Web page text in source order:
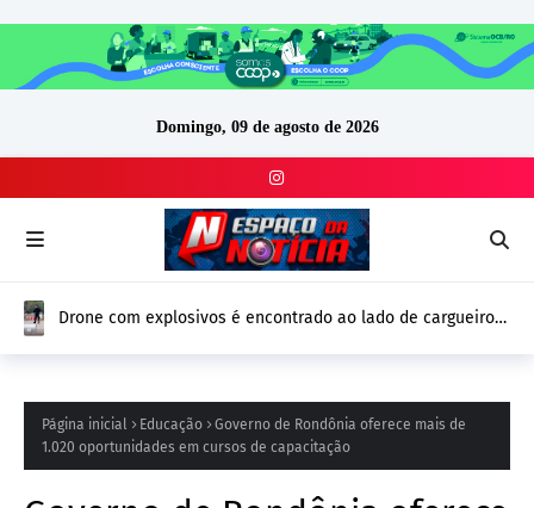
Domingo, 09 de agosto de 2026
Drone com explosivos é encontrado ao lado de cargueiro
Europa
Página inicial Educação
Governo de Rondônia oferece mais de
1.020 oportunidades em cursos de capacitação